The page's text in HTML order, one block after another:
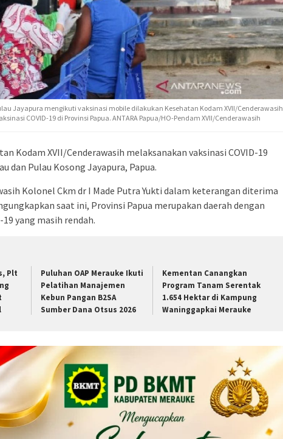
Jayapura mengikuti vaksinasi mobile dilakukan Kesehatan Kodam XVII/Cenderawasih
COVID-19 di Provinsi Papua. ANTARA Papua/HO-Pendam XVII/Cenderawasih
Kodam XVII/Cenderawasih melaksanakan vaksinasi COVID-19
dan Pulau Kosong Jayapura, Papua.
Kolonel Ckm dr I Made Putra Yukti dalam keterangan diterima
saat ini, Provinsi Papua merupakan daerah dengan
19 yang masih rendah.
Plt
Puluhan OAP Merauke Ikuti
Pelatihan Manajemen
Kebun Pangan B2SA
Sumber Dana Otsus 2026
Kementan Canangkan
Program Tanam Serentak
1.654 Hektar di Kampung
Waninggapkai Merauke